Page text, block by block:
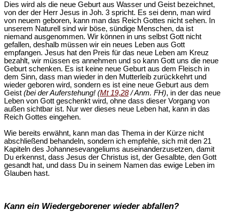
Dies wird als die neue Geburt aus Wasser und Geist bezeichnet,
von der der Herr Jesus in Joh. 3 spricht. Es sei denn, man wird
von neuem geboren, kann man das Reich Gottes nicht sehen. In
unserem Naturell sind wir böse, sündige Menschen, da ist
niemand ausgenommen. Wir können in uns selbst Gott nicht
gefallen, deshalb müssen wir ein neues Leben aus Gott
empfangen. Jesus hat den Preis für das neue Leben am Kreuz
bezahlt, wir müssen es annehmen und so kann Gott uns die neue
Geburt schenken. Es ist keine neue Geburt aus dem Fleisch in
dem Sinn, dass man wieder in den Mutterleib zurückkehrt und
wieder geboren wird, sondern es ist eine neue Geburt aus dem
Geist (bei der Auferstehung! (Mt 19,28/ Anm. FH), in der das neue
Leben von Gott geschenkt wird, ohne dass dieser Vorgang von
außen sichtbar ist. Nur wer dieses neue Leben hat, kann in das
Reich Gottes eingehen.
Wie bereits erwähnt, kann man das Thema in der Kürze nicht
abschließend behandeln, sondern ich empfehle, sich mit den 21
Kapiteln des Johannesevangeliums auseinanderzusetzen, damit
Du erkennst, dass Jesus der Christus ist, der Gesalbte, den Gott
gesandt hat, und dass Du in seinem Namen das ewige Leben im
Glauben hast.
Kann ein Wiedergeborener wieder abfallen?